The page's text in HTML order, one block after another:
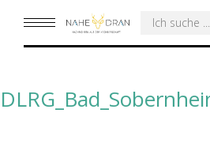
Search: